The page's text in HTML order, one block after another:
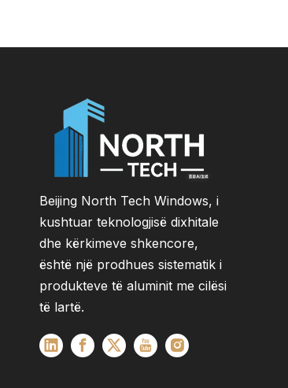
Beijing North Tech Windows, i
kushtuar teknologjisë dixhitale
dhe kërkimeve shkencore,
është një prodhues sistematik i
produkteve të aluminit me cilësi
të lartë.